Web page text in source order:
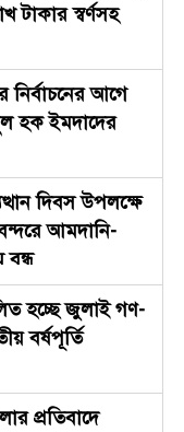
টাকার স্বর্ণসহ
আগে
হক ইমদাদের
দিবস উপলক্ষে
আমদানি-
বন্ধ
হচ্ছে জুলাই গণ-
বর্ষপূর্তি
প্রতিবাদে